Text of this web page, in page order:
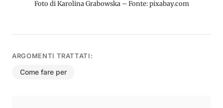
Foto di Karolina Grabowska – Fonte: pixabay.com
ARGOMENTI TRATTATI:
Come fare per